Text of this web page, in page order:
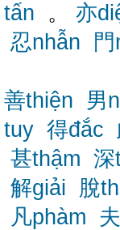
tấn 。 亦
忍nhẫn
善thiện 男
tuy 得đắc
甚thậm 深
解giải
脫
凡phàm